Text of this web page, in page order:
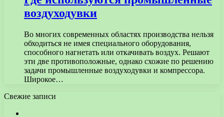
воздуходувки
Во многих современных областях производства нельзя
обходиться не имея специального оборудования,
способного нагнетать или откачивать воздух. Решают
эти две противоположные, однако схожие по решению
задачи промышленные воздуходувки и компрессора.
Широкое…
Свежие записи